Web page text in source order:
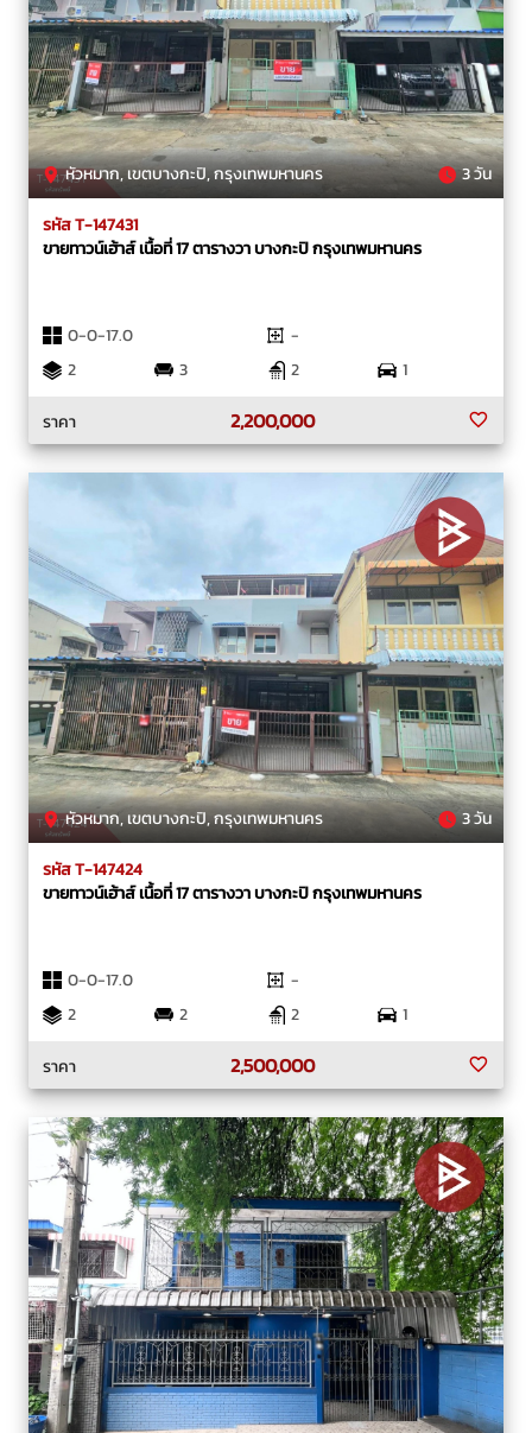
หัวหมาก, เขตบางกะปิ, กรุงเทพมหานคร 3 วัน
รหัส T-147431
ขายทาวน์เฮ้าส์ เนื้อที่ 17 ตารางวา บางกะปิ กรุงเทพมหานคร
0-0-17.0
-
2
3 2
1
ราคา
2,200,000
หัวหมาก, เขตบางกะปิ, กรุงเทพมหานคร 3 วัน
รหัส T-147424
ขายทาวน์เฮ้าส์ เนื้อที่ 17 ตารางวา บางกะปิ กรุงเทพมหานคร
0-0-17.0
-
2
2 2
1
ราคา
2,500,000